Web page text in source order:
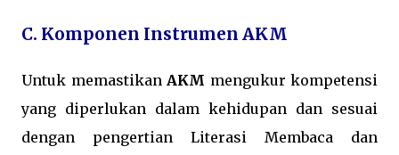
C. Komponen Instrumen AKM
Untuk memastikan AKM mengukur kompetensi
yang diperlukan dalam kehidupan dan sesuai
dengan pengertian Literasi Membaca dan